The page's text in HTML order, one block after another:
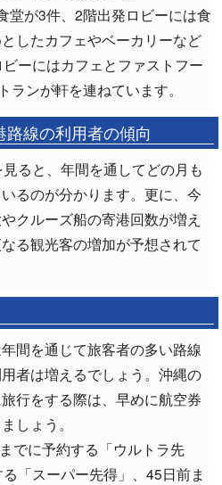
堂が3件、2階出発ロビーには食
したカフェやベーカリーなど
ーにはカフェとファストフー
ランが軒を連ねています。
線の利用者の傾向
ると、年間を通してどの月も
るのが分かります。更に、今
クルーズ船の寄港回数が増え
る観光客の増加が予想されて
間を通じて旅客者の多い路線
者は増えるでしょう。沖縄の
行をする際は、早めに航空券
しょう。
でに予約する「ウルトラ先
「スーパー先得」、45日前ま